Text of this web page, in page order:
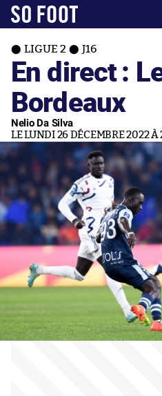
LIGUE 2 J16
En direct :
Bordeaux
Nelio Da Silva
LE LUNDI 26 DÉCEMBRE 2022 À